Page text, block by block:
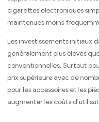
cigarettes électroniques
maintenues moins
Les investissements initiaux
généralement plus élevés
conventionnelles, Surtout
prix supérieure avec de
pour les accessoires et les
augmenter les coûts